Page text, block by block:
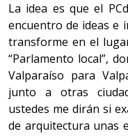
La idea es que el
encuentro de ideas e
transforme en el
“Parlamento local”,
Valparaíso para
junto a otras
ustedes me dirán si
de arquitectura unas